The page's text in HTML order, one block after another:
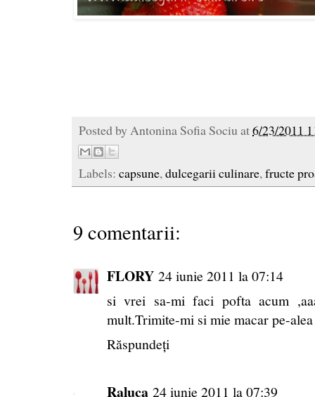
Posted by Antonina Sofia Sociu at6/23/2011
Labels: capsune,dulcegarii culinare,fructe
9 comentarii:
FLORY 24 iunie 2011 la 07:14
si vrei sa-mi faci pofta acum
mult.Trimite-mi si mie macar pe-
Răspundeți
Raluca 24 iunie 2011 la 07:39